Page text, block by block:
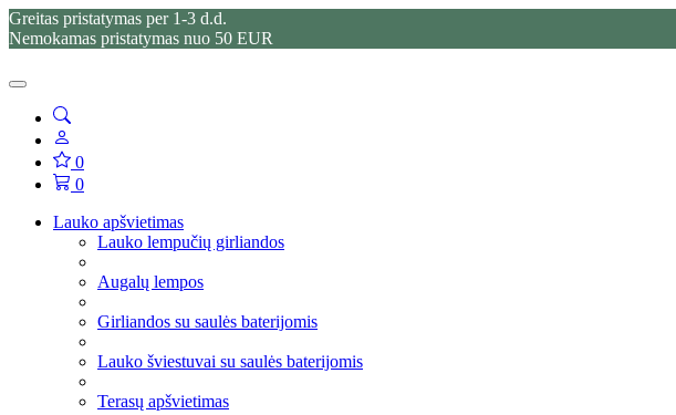
Greitas pristatymas per 1-3 d.d.
Nemokamas pristatymas nuo 50 EUR
0
0
Lauko apšvietimas
Lauko lempučių girliandos
Augalų lempos
Girliandos su saulės baterijomis
Lauko šviestuvai su saulės baterijomis
Terasų apšvietimas